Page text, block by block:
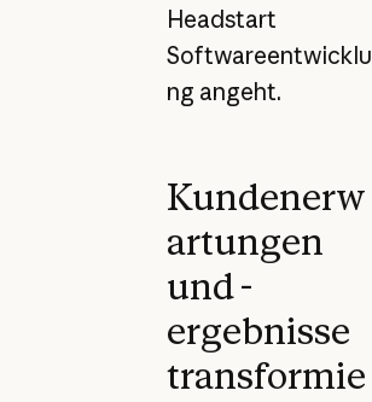
Headstart
Softwareentwicklu
ng angeht.
Kundenerw
artungen
und -
ergebnisse
transformie